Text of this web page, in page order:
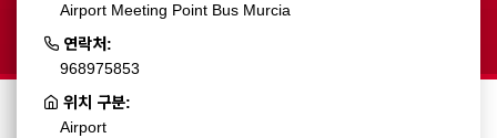
Airport Meeting Point Bus Murcia
연락처:
968975853
위치 구분:
Airport